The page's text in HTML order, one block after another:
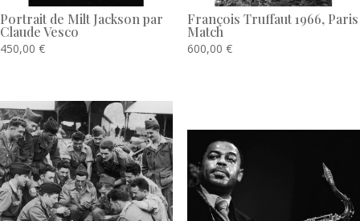
Portrait de Milt Jackson par
Claude Vesco
450,00 €
François Truffaut 1966, Paris
Match
600,00 €